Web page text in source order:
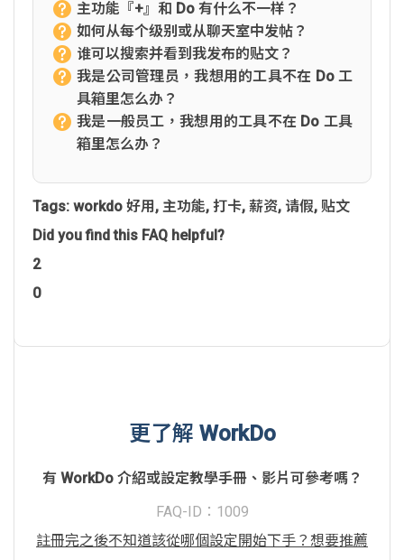
主功能『+』和 Do 有什么不一样？
如何从每个级别或从聊天室中发帖？
谁可以搜索并看到我发布的贴文？
我是公司管理员，我想用的工具不在 Do 工
具箱里怎么办？
我是一般员工，我想用的工具不在 Do 工具
箱里怎么办？
Tags: workdo 好用, 主功能, 打卡, 薪资, 请假, 贴文
Did you find this FAQ helpful?
2
0
更了解 WorkDo
有 WorkDo 介紹或設定教學手冊、影片可參考嗎？
FAQ-ID：1009
註冊完之後不知道該從哪個設定開始下手？想要推薦